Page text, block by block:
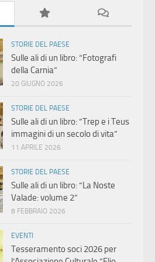
STORIE DEL PAESE
Sulle ali di un libro: “Fotografi
della Carnia”
20 GIUGNO 2026
STORIE DEL PAESE
Sulle ali di un libro: “Trep e i Teus
immagini di un secolo di vita”
11 APRILE 2026
STORIE DEL PAESE
Sulle ali di un libro: “La Noste
Valade: volume 2”
8 FEBBRAIO 2026
EVENTI
Tesseramento soci 2026 per